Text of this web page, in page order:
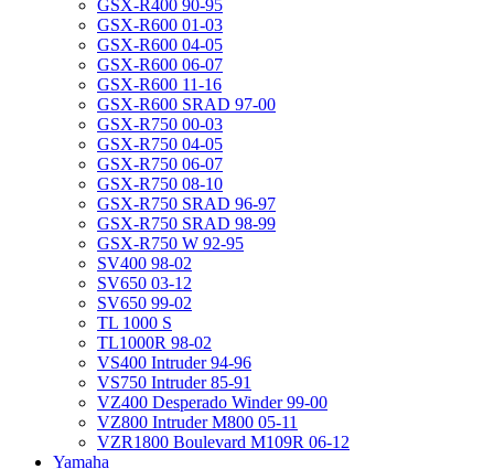
GSX-R400 90-95
GSX-R600 01-03
GSX-R600 04-05
GSX-R600 06-07
GSX-R600 11-16
GSX-R600 SRAD 97-00
GSX-R750 00-03
GSX-R750 04-05
GSX-R750 06-07
GSX-R750 08-10
GSX-R750 SRAD 96-97
GSX-R750 SRAD 98-99
GSX-R750 W 92-95
SV400 98-02
SV650 03-12
SV650 99-02
TL 1000 S
TL1000R 98-02
VS400 Intruder 94-96
VS750 Intruder 85-91
VZ400 Desperado Winder 99-00
VZ800 Intruder M800 05-11
VZR1800 Boulevard M109R 06-12
Yamaha